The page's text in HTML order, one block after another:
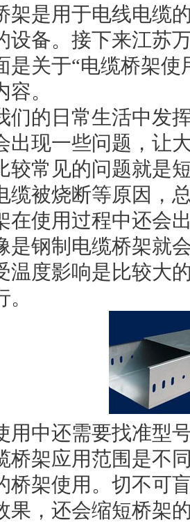
架是用于电线电缆
设备。接下来江苏
是关于“电缆桥架
。
们的日常生活中发
出现一些问题，让
较常见的问题就是
缆被烧断等原因，
在使用过程中还会
是钢制电缆桥架就
温度影响是比较大
用中还需要找准型
桥架应用范围是不
桥架使用。切不可
果，还会缩短桥架